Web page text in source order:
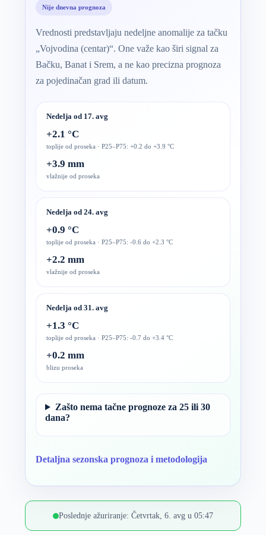
Nije dnevna prognoza
Vrednosti predstavljaju nedeljne anomalije za tačku
„Vojvodina (centar)“. One važe kao širi signal za
Bačku, Banat i Srem, a ne kao precizna prognoza
za pojedinačan grad ili datum.
Nedelja od 17. avg
+2.1 °C
toplije od proseka · P25–P75: +0.2 do +3.9 °C
+3.9 mm
vlažnije od proseka
Nedelja od 24. avg
+0.9 °C
toplije od proseka · P25–P75: -0.6 do +2.3 °C
+2.2 mm
vlažnije od proseka
Nedelja od 31. avg
+1.3 °C
toplije od proseka · P25–P75: -0.7 do +3.4 °C
+0.2 mm
blizu proseka
Zašto nema tačne prognoze za 25 ili 30
dana?
Detaljna sezonska prognoza i metodologija
Poslednje ažuriranje: Četvrtak, 6. avg u 05:47